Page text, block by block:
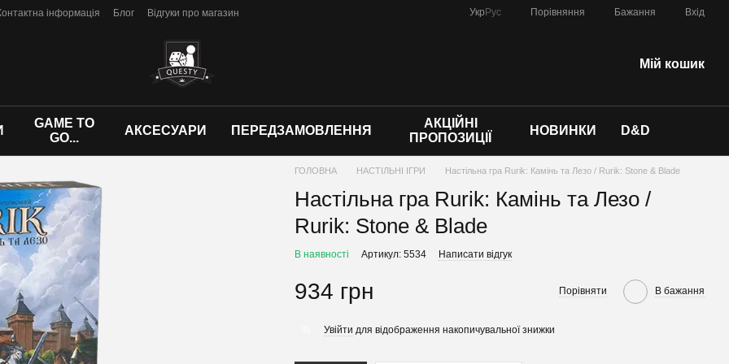
інформація Блог Відгуки про магазин Укр Рус Порівняння Бажання Вхід
Мій кошик
GAME TO
GO...
АКСЕСУАРИ ПЕРЕДЗАМОВЛЕННЯ
АКЦІЙНІ
ПРОПОЗИЦІЇ
НОВИНКИ D&D
ГОЛОВНА НАСТІЛЬНІ ІГРИ Настільна гра Rurik: Камінь та Лезо / Rurik: Stone & Blade
Настільна гра Rurik: Камінь та Лезо /
Rurik: Stone & Blade
В наявності Артикул: 5534 Написати відгук
934 грн Порівняти В бажання
Увійти для відображення накопичувальної знижки